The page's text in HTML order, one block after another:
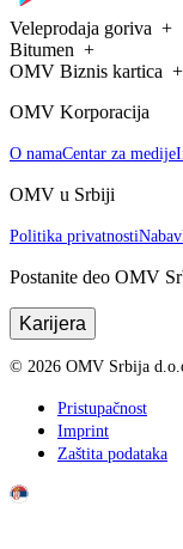
Veleprodaja goriva
Bitumen
OMV Biznis kartica
OMV Korporacija
O namaCentar za medije
OMV u Srbiji
Politika privatnosti
Postanite deo OMV
Karijera
© 2026 OMV Srbija
Pristupačnost
Imprint
Zaštita podataka